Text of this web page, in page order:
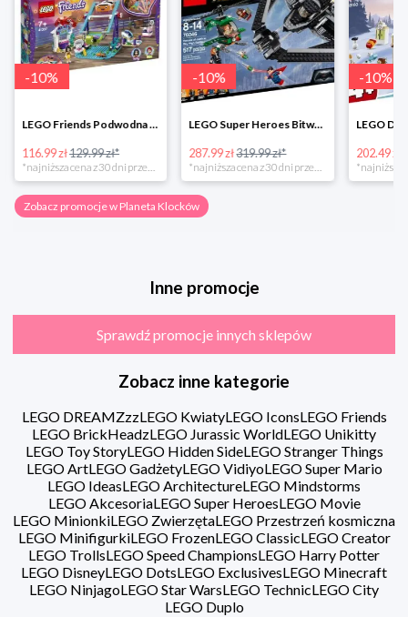
-10%
LEGO Friends Podwodna Frajda w super cenie
116.99 zł129.99 zł*
-10%
LEGO Super Heroes Bitwa powietrzna w super cenie
287.99 zł319.99 zł*
-10%
202.49 zł
Zobacz promocje w Planeta Klocków
Inne promocje
Sprawdź promocje innych sklepów
Zobacz inne kategorie
LEGO DREAMZzzLEGO KwiatyLEGO IconsLEGO Friends
LEGO BrickHeadzLEGO Jurassic WorldLEGO Unikitty
LEGO Toy StoryLEGO Hidden SideLEGO Stranger Things
LEGO ArtLEGO GadżetyLEGO VidiyoLEGO Super Mario
LEGO IdeasLEGO ArchitectureLEGO Mindstorms
LEGO AkcesoriaLEGO Super HeroesLEGO Movie
LEGO MinionkiLEGO ZwierzętaLEGO Przestrzeń kosmiczna
LEGO MinifigurkiLEGO FrozenLEGO ClassicLEGO Creator
LEGO TrollsLEGO Speed ChampionsLEGO Harry Potter
LEGO DisneyLEGO DotsLEGO ExclusivesLEGO Minecraft
LEGO NinjagoLEGO Star WarsLEGO TechnicLEGO City
LEGO Duplo